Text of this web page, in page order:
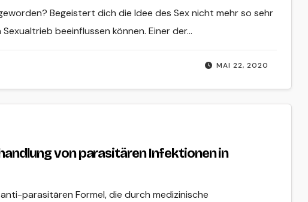
MAI 22, 2020
Begeistert dich die Idee des Sex nicht mehr so ​​sehr
beeinflussen können. Einer der…
von parasitären Infektionen in
parasitären Formel, die durch medizinische